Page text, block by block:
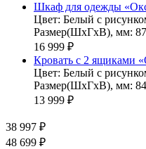
Шкаф для одежды
Цвет: Белый с
Размер(ШхГхВ), мм:
16 999 ₽
Кровать с 2 ящиками
Цвет: Белый с
Размер(ШхГхВ), мм:
13 999 ₽
38 997 ₽
48 699 ₽